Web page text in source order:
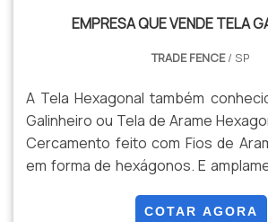
EMPRESA QUE VENDE TELA
TRADE FENCE/ SP
A Tela Hexagonal também
Galinheiro ou Tela de Arame Hexagonal, é um
Cercamento feito com Fios de
em forma de hexágonos. E
áreas, devido a sua flexibilidade.
COTAR AGORA